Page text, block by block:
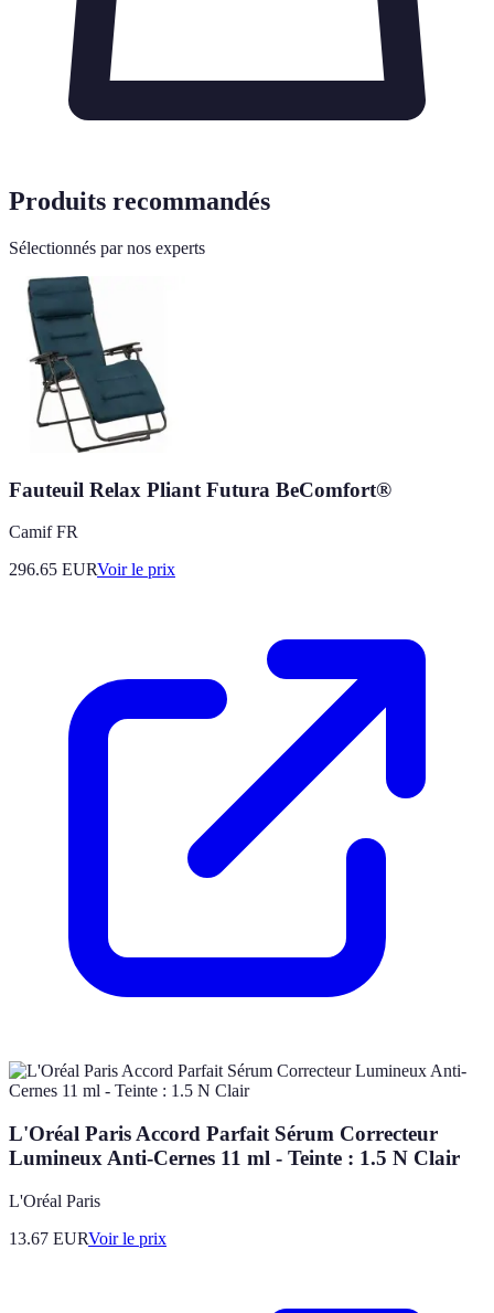
Produits recommandés
Sélectionnés par nos experts
Fauteuil Relax Pliant Futura BeComfort®
Camif FR
296.65 EURVoir le prix
L'Oréal Paris Accord Parfait Sérum Correcteur
Lumineux Anti-Cernes 11 ml - Teinte : 1.5 N Clair
L'Oréal Paris
13.67 EURVoir le prix